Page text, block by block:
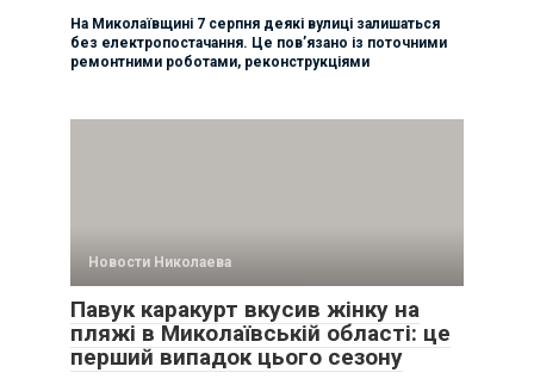
На Миколаївщині 7 серпня деякі вулиці залишаться
без електропостачання. Це пов’язано із поточними
ремонтними роботами, реконструкціями
Новости Николаева
Павук каракурт вкусив жінку на
пляжі в Миколаївській області: це
перший випадок цього сезону